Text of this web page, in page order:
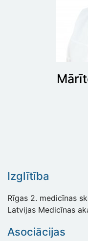
Izglītība
Rīgas 2. medicīnas
Latvijas Medicīnas
Asociācijas